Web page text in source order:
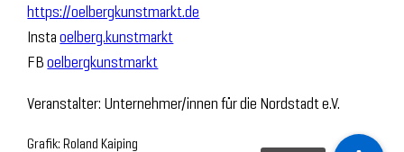
https://oelbergkunstmarkt.de
Instaoelberg.kunstmarkt
FBoelbergkunstmarkt
Veranstalter: Unternehmer/innen für die Nordstadt e.V.
Grafik: Roland Kaiping